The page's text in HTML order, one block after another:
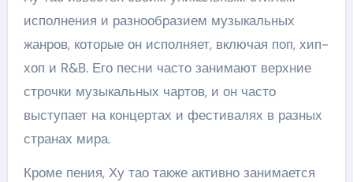
исполнения и разнообразием музыкальных
жанров, которые он исполняет, включая поп, хип-
хоп и R&B. Его песни часто занимают верхние
строчки музыкальных чартов, и он часто
выступает на концертах и фестивалях в разных
странах мира.
Кроме пения, Ху тао также активно занимается